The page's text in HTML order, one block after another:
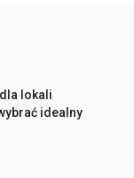
lokali
idealny